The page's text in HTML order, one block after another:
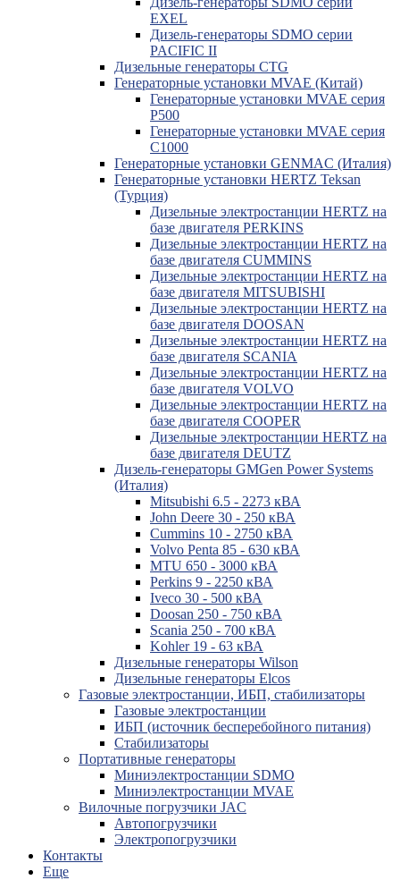
EXEL
Дизель-генераторы SDMO серии
PACIFIC II
Дизельные генераторы CTG
Генераторные установки MVAE (Китай)
Генераторные установки MVAE серия
P500
Генераторные установки MVAE серия
C1000
Генераторные установки GENMAC (Италия)
Генераторные установки HERTZ Teksan
(Турция)
Дизельные электростанции HERTZ на
базе двигателя PERKINS
Дизельные электростанции HERTZ на
базе двигателя CUMMINS
Дизельные электростанции HERTZ на
базе двигателя MITSUBISHI
Дизельные электростанции HERTZ на
базе двигателя DOOSAN
Дизельные электростанции HERTZ на
базе двигателя SCANIA
Дизельные электростанции HERTZ на
базе двигателя VOLVO
Дизельные электростанции HERTZ на
базе двигателя COOPER
Дизельные электростанции HERTZ на
базе двигателя DEUTZ
Дизель-генераторы GMGen Power Systems
(Италия)
Mitsubishi 6.5 - 2273 кВА
John Deere 30 - 250 кВА
Cummins 10 - 2750 кВА
Volvo Penta 85 - 630 кВА
MTU 650 - 3000 кВА
Perkins 9 - 2250 кВА
Iveco 30 - 500 кВА
Doosan 250 - 750 кВА
Scania 250 - 700 кВА
Kohler 19 - 63 кВА
Дизельные генераторы Wilson
Дизельные генераторы Elcos
Газовые электростанции, ИБП, стабилизаторы
Газовые электростанции
ИБП (источник бесперебойного питания)
Стабилизаторы
Портативные генераторы
Миниэлектростанции SDMO
Миниэлектростанции MVAE
Вилочные погрузчики JAC
Авто­погрузчики
Электро­погрузчики
Контакты
Еще